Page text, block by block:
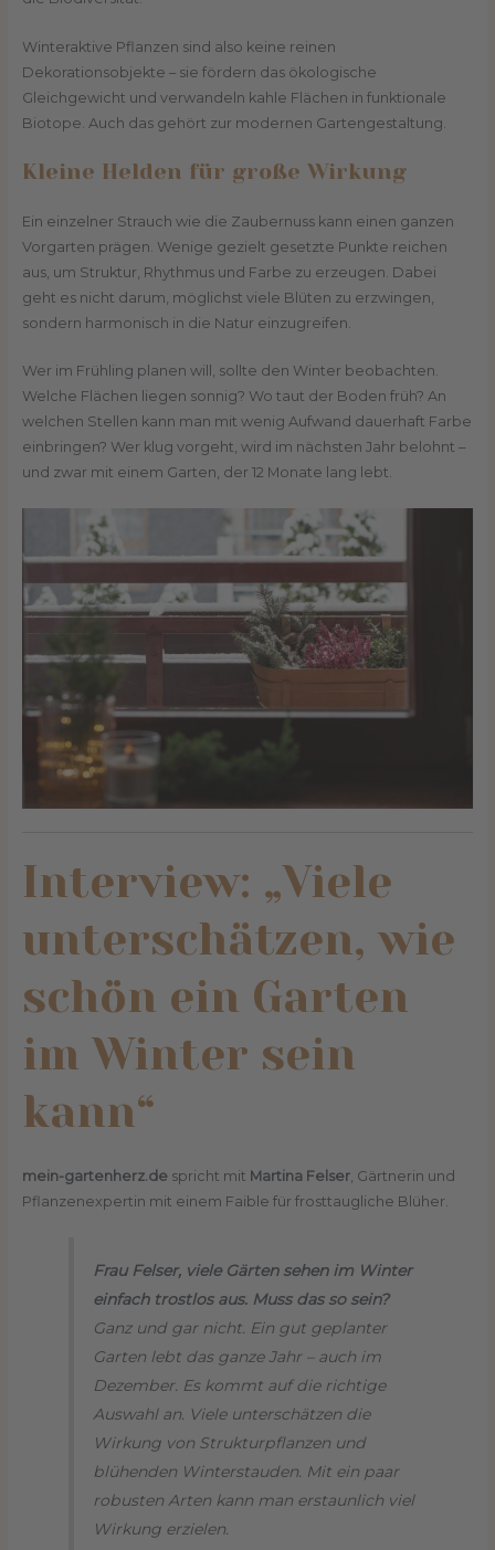
Winteraktive Pflanzen sind also keine reinen
Dekorationsobjekte – sie fördern das ökologische
Gleichgewicht und verwandeln kahle Flächen in funktionale
Biotope. Auch das gehört zur modernen Gartengestaltung.
Kleine Helden für große Wirkung
Ein einzelner Strauch wie die Zaubernuss kann einen ganzen
Vorgarten prägen. Wenige gezielt gesetzte Punkte reichen
aus, um Struktur, Rhythmus und Farbe zu erzeugen. Dabei
geht es nicht darum, möglichst viele Blüten zu erzwingen,
sondern harmonisch in die Natur einzugreifen.
Wer im Frühling planen will, sollte den Winter beobachten.
Welche Flächen liegen sonnig? Wo taut der Boden früh? An
welchen Stellen kann man mit wenig Aufwand dauerhaft Farbe
einbringen? Wer klug vorgeht, wird im nächsten Jahr belohnt –
und zwar mit einem Garten, der 12 Monate lang lebt.
Interview: „Viele
unterschätzen, wie
schön ein Garten
im Winter sein
kann“
mein-gartenherz.despricht mit Martina Felser, Gärtnerin und
Pflanzenexpertin mit einem Faible für frosttaugliche Blüher.
Frau Felser, viele Gärten sehen im Winter
einfach trostlos aus. Muss das so sein?
Ganz und gar nicht. Ein gut geplanter
Garten lebt das ganze Jahr – auch im
Dezember. Es kommt auf die richtige
Auswahl an. Viele unterschätzen die
Wirkung von Strukturpflanzen und
blühenden Winterstauden. Mit ein paar
robusten Arten kann man erstaunlich viel
Wirkung erzielen.